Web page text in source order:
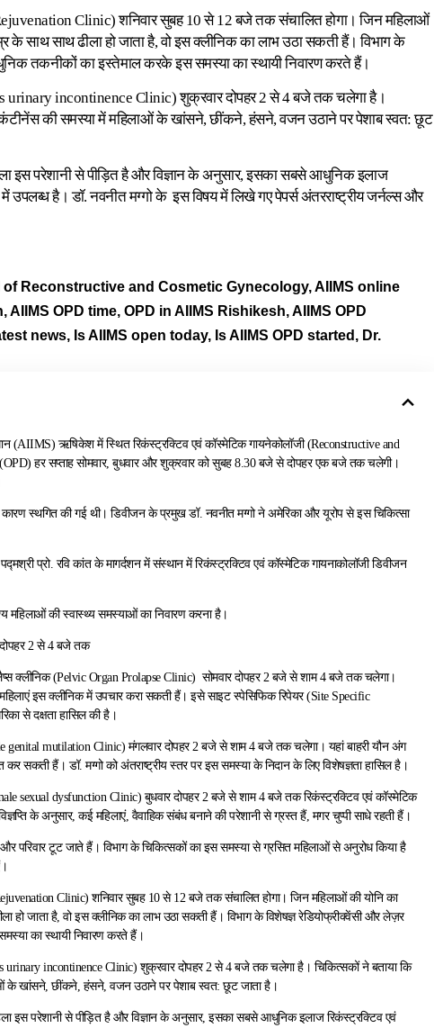
Clinic) शनिवार सुबह 10 से 12 बजे तक संचालित होगा। जिन महिलाओं
के साथ साथ ढीला हो जाता है, वो इस क्लीनिक का लाभ उठा सकती हैं। विभाग के
तकनीकों का इस्तेमाल करके इस समस्या का स्थायी निवारण करते हैं।
urinary incontinence Clinic) शुक्रवार दोपहर 2 से 4 बजे तक चलेगा है।
की समस्या में महिलाओं के खांसने, छींकने, हंसने, वजन उठाने पर पेशाब स्वत: छूट
इस परेशानी से पीड़ित है और विज्ञान के अनुसार, इसका सबसे आधुनिक इलाज
उपलब्ध है। डॉ. नवनीत मग्गो के इस विषय में लिखे गए पेपर्स अंतरराष्ट्रीय जर्नल्स और
Reconstructive and Cosmetic Gynecology, AIIMS online
AIIMS OPD time, OPD in AIIMS Rishikesh, AIIMS OPD
news, Is AIIMS open today, Is AIIMS OPD started, Dr.
(AIIMS) ऋषिकेश में स्थित रिकंस्ट्रक्टिव एवं कॉस्मेटिक गायनेकोलॉजी (Reconstructive and
हर सप्ताह सोमवार, बुधवार और शुक्रवार को सुबह 8.30 बजे से दोपहर एक बजे तक चलेगी।
कारण स्थगित की गई थी। डिवीजन के प्रमुख डॉ. नवनीत मग्गो ने अमेरिका और यूरोप से इस चिकित्सा
प्रो. रवि कांत के मागर्दशन में संस्थान में रिकंस्ट्रक्टिव एवं कॉस्मेटिक गायनाकोलॉजी डिवीजन
महिलाओं की स्वास्थ्य समस्याओं का निवारण करना है।
2 से 4 बजे तक
क्लीनिक (Pelvic Organ Prolapse Clinic) सोमवार दोपहर 2 बजे से शाम 4 बजे तक चलेगा।
इस क्लीनिक में उपचार करा सकती हैं। इसे साइट स्पेसिफिक रिपेयर (Site Specific
से दक्षता हासिल की है।
genital mutilation Clinic) मंगलवार दोपहर 2 बजे से शाम 4 बजे तक चलेगा। यहां बाहरी यौन अंग
कर सकती हैं। डॉ. मग्गो को अंतराष्ट्रीय स्तर पर इस समस्या के निदान के लिए विशेषज्ञता हासिल है।
sexual dysfunction Clinic) बुधवार दोपहर 2 बजे से शाम 4 बजे तक रिकंस्ट्रक्टिव एवं कॉस्मेटिक
के अनुसार, कई महिलाएं, वैवाहिक संबंध बनाने की परेशानी से ग्रस्त हैं, मगर चुप्पी साधे रहती हैं।
और परिवार टूट जाते हैं। विभाग के चिकित्सकों का इस समस्या से ग्रसित महिलाओं से अनुरोध किया है
Clinic) शनिवार सुबह 10 से 12 बजे तक संचालित होगा। जिन महिलाओं की योनि का
हो जाता है, वो इस क्लीनिक का लाभ उठा सकती हैं। विभाग के विशेषज्ञ रेडियोफ्रीक्वेंसी और लेज़र
का स्थायी निवारण करते हैं।
urinary incontinence Clinic) शुक्रवार दोपहर 2 से 4 बजे तक चलेगा है। चिकित्सकों ने बताया कि
के खांसने, छींकने, हंसने, वजन उठाने पर पेशाब स्वत: छूट जाता है।
इस परेशानी से पीड़ित है और विज्ञान के अनुसार, इसका सबसे आधुनिक इलाज रिकंस्ट्रक्टिव एवं